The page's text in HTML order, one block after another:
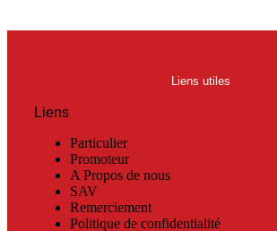
Liens utiles
Liens
Particulier
Promoteur
A Propos de nous
SAV
Remerciement
Politique de confidentialité